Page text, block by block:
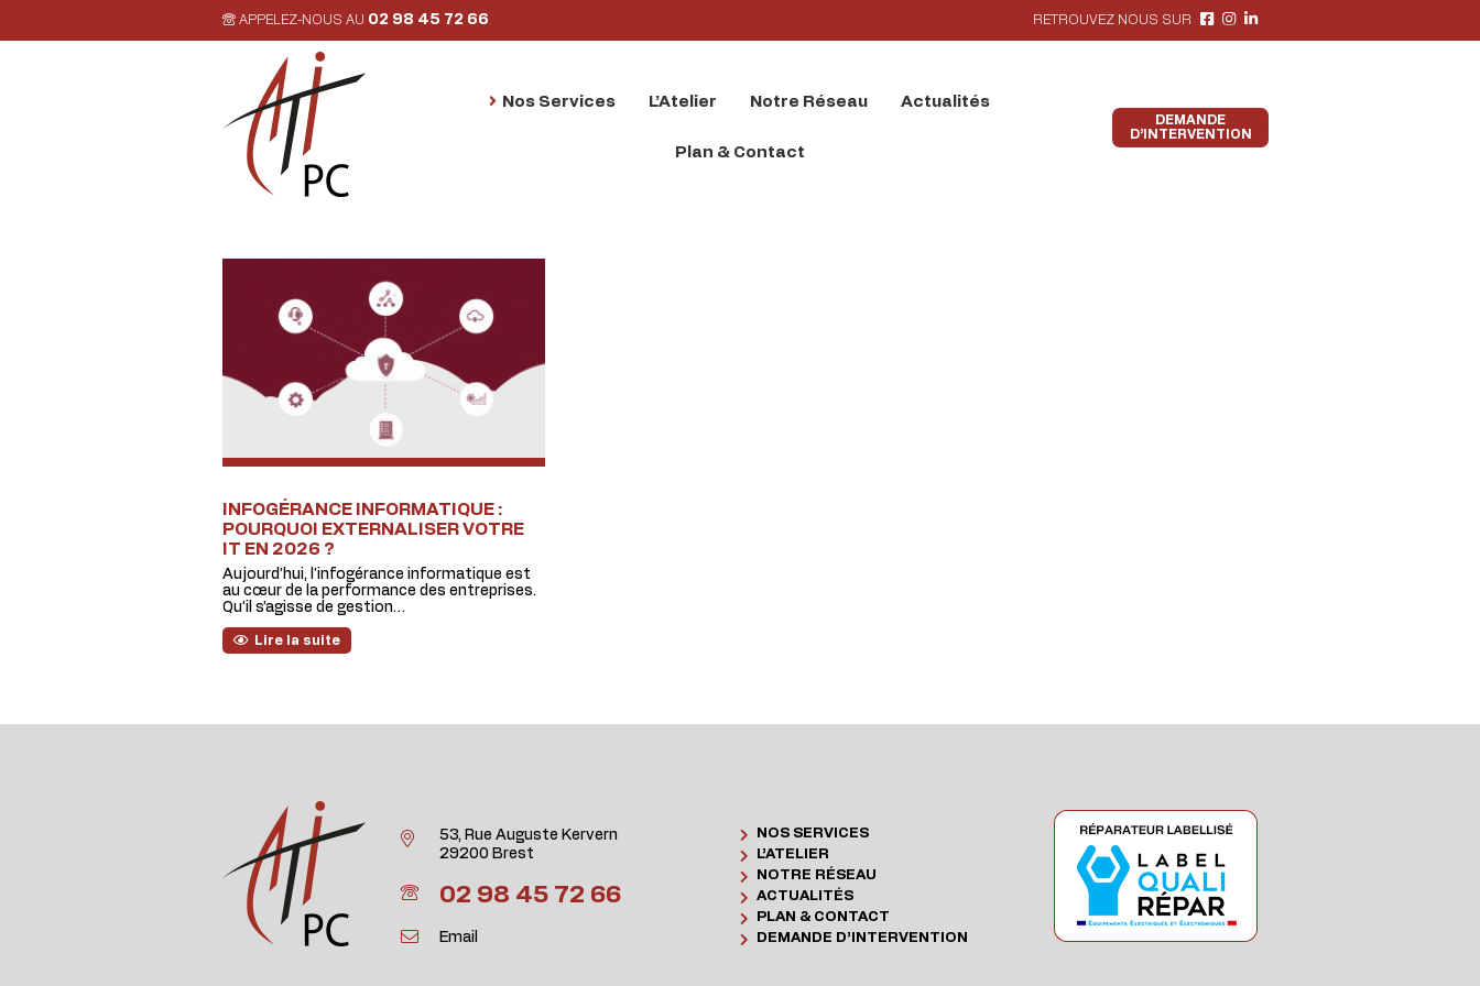
APPELEZ-NOUS AU 02 98 45 72 66 RETROUVEZ NOUS SUR
Nos Services L’Atelier Notre Réseau Actualités
Plan & Contact
DEMANDE
D’INTERVENTION
INFOGÉRANCE INFORMATIQUE :
POURQUOI EXTERNALISER VOTRE
IT EN 2026 ?
Aujourd’hui, l'infogérance informatique est
au cœur de la performance des entreprises.
Qu’il s’agisse de gestion…
Lire la suite
53, Rue Auguste Kervern
29200 Brest
02 98 45 72 66
Email
NOS SERVICES
L’ATELIER
NOTRE RÉSEAU
ACTUALITÉS
PLAN & CONTACT
DEMANDE D’INTERVENTION